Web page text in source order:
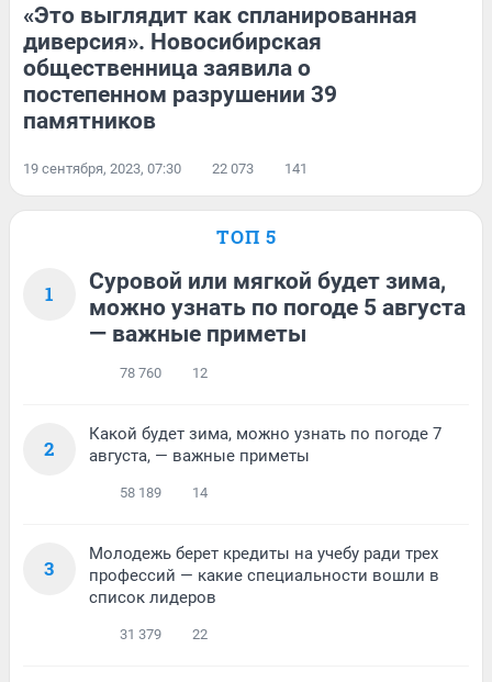
«Это выглядит как спланированная
диверсия». Новосибирская
общественница заявила о
постепенном разрушении 39
памятников
19 сентября, 2023, 07:30 22 073 141
ТОП 5
1
Суровой или мягкой будет зима,
можно узнать по погоде 5 августа
— важные приметы
78 760 12
2
Какой будет зима, можно узнать по погоде 7
августа, — важные приметы
58 189 14
3
Молодежь берет кредиты на учебу ради трех
профессий — какие специальности вошли в
список лидеров
31 379 22